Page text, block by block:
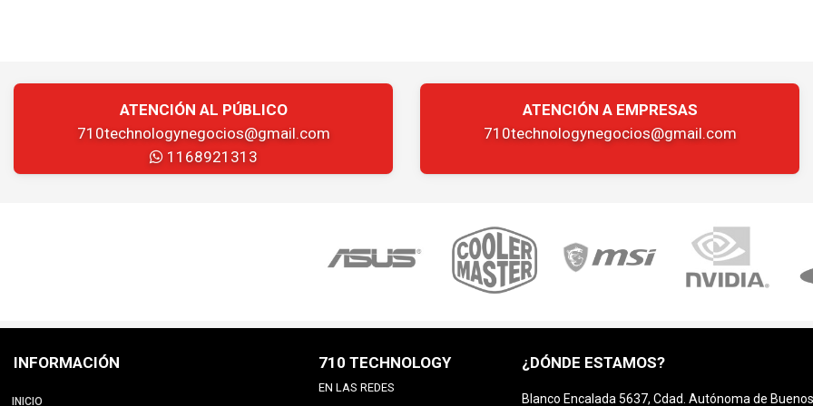
ATENCIÓN AL PÚBLICO
710technologynegocios@gmail.com
1168921313
ATENCIÓN A EMPRESAS
710technologynegocios@gmail.com
INFORMACIÓN
INICIO
710 TECHNOLOGY
EN LAS REDES
¿DÓNDE ESTAMOS?
Blanco Encalada 5637, Cdad. Autónoma de